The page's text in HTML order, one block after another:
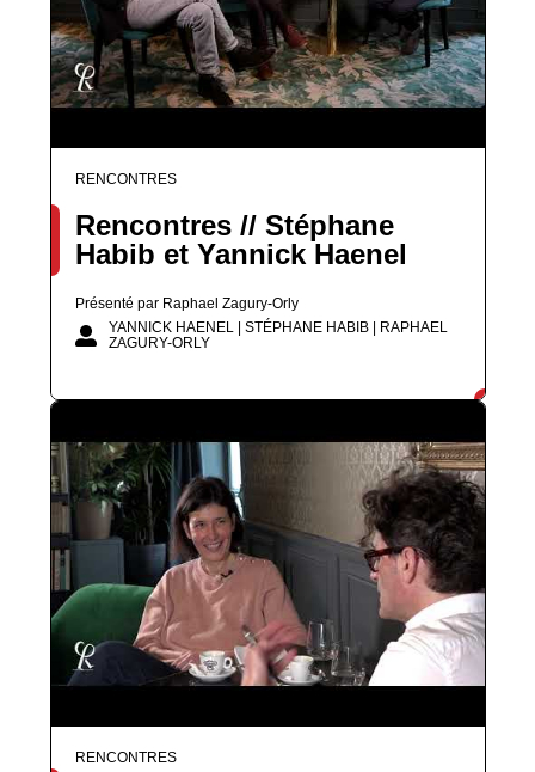
RENCONTRES
Rencontres // Stéphane
Habib et Yannick Haenel
Présenté par Raphael Zagury-Orly
YANNICK HAENEL | STÉPHANE HABIB | RAPHAEL
ZAGURY-ORLY
RENCONTRES